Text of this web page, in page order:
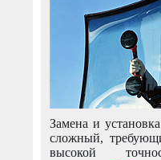
Замена и
сложный,
высокой